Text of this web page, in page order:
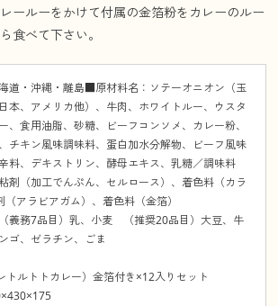
ールーをかけて付属の金箔粉をカレーのルー
食べて下さい。
道・沖縄・離島■原材料名：ソテーオニオン（玉
本、アメリカ他）、牛肉、ホワイトルー、ウスタ
、食用油脂、砂糖、ビーフコンソメ、カレー粉、
チキン風味調味料、蛋白加水分解物、ビーフ風味
料、デキストリン、酵母エキス、乳糖／調味料
剤（加工でんぷん、セルロース）、着色料（カラ
アラビアガム）、着色料（金箔）
義務7品目）乳、小麦 （推奨20品目）大豆、牛
ゴ、ゼラチン、ごま
ルトトカレー）金箔付き×12入りセット